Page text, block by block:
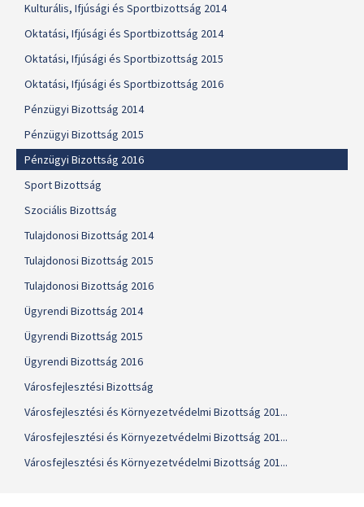
Kulturális, Ifjúsági és Sportbizottság 2014
Oktatási, Ifjúsági és Sportbizottság 2014
Oktatási, Ifjúsági és Sportbizottság 2015
Oktatási, Ifjúsági és Sportbizottság 2016
Pénzügyi Bizottság 2014
Pénzügyi Bizottság 2015
Pénzügyi Bizottság 2016
Sport Bizottság
Szociális Bizottság
Tulajdonosi Bizottság 2014
Tulajdonosi Bizottság 2015
Tulajdonosi Bizottság 2016
Ügyrendi Bizottság 2014
Ügyrendi Bizottság 2015
Ügyrendi Bizottság 2016
Városfejlesztési Bizottság
Városfejlesztési és Környezetvédelmi Bizottság 201...
Városfejlesztési és Környezetvédelmi Bizottság 201...
Városfejlesztési és Környezetvédelmi Bizottság 201...